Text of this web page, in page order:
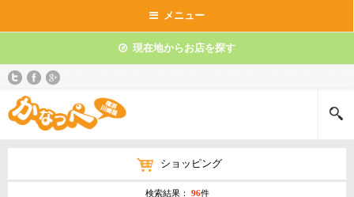
メニュー
現在地からお店を探す
ショッピング
検索結果： 96件